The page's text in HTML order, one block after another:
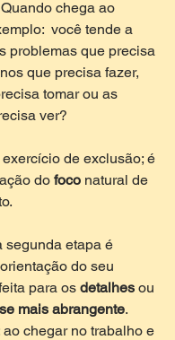
chega ao
você tende a
problemas que precisa
que precisa fazer,
tomar ou as
ver?
de exclusão; é
do foco natural de
segunda etapa é
do seu
para os detalhes ou
mais abrangente.
chegar no trabalho e